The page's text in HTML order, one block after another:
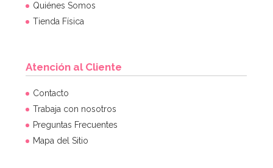
Quiénes Somos
Tienda Física
Atención al Cliente
Contacto
Trabaja con nosotros
Preguntas Frecuentes
Mapa del Sitio